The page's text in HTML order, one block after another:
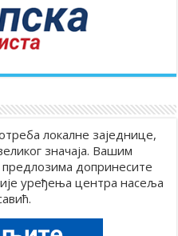
локалне заједнице,
значаја. Вашим
предлозима допринесите
уређења центра насеља